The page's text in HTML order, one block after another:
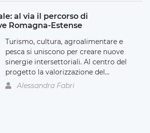
al via il percorso di
Romagna-Estense
Turismo, cultura, agroalimentare e
pesca si uniscono per creare nuove
sinergie intersettoriali. Al centro del
progetto la valorizzazione del...
Alessandra Fabri